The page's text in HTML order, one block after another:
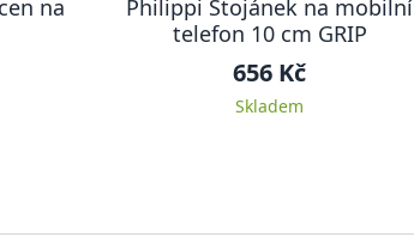
na
Philippi Stojánek na mobilní
telefon 10 cm GRIP
656 Kč
Skladem